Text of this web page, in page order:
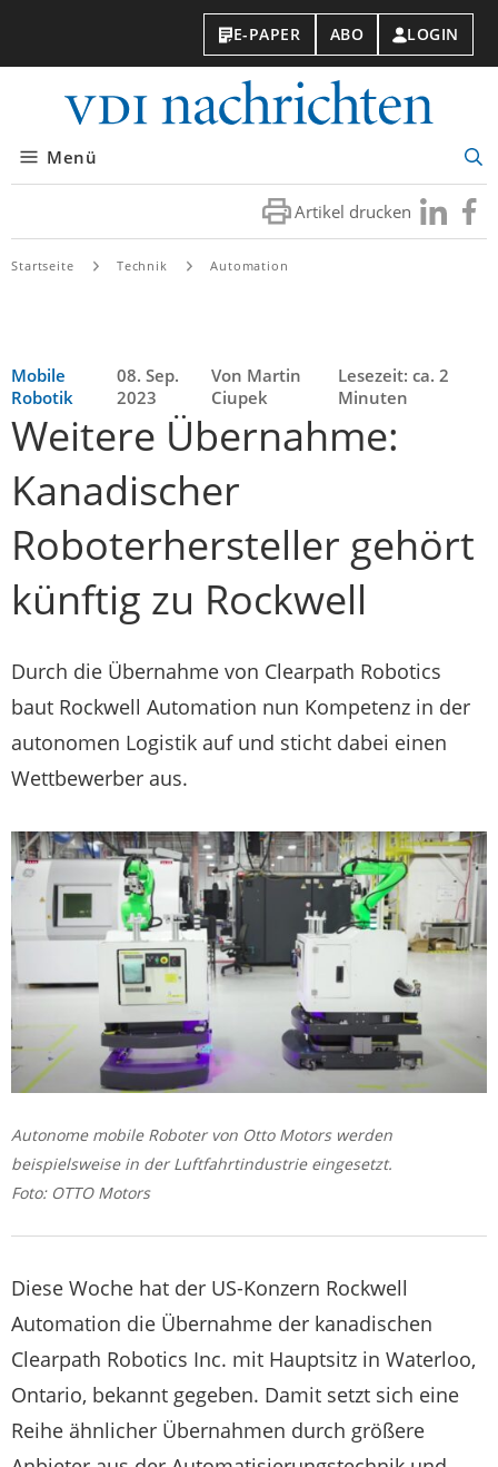
E-PAPER ABO LOGIN
Menü
Artikel drucken Besuchen
Sie
Sie
Startseite Technik Automation
Mobile
Robotik
08. Sep.
2023
Von Martin
Ciupek
Lesezeit: ca. 2
Minuten
Weitere Übernahme:
Kanadischer
Roboterhersteller gehört
künftig zu Rockwell
Durch die Übernahme von Clearpath Robotics
baut Rockwell Automation nun Kompetenz in der
autonomen Logistik auf und sticht dabei einen
Wettbewerber aus.
Autonome mobile Roboter von Otto Motors werden
beispielsweise in der Luftfahrtindustrie eingesetzt.
Foto: OTTO Motors
Diese Woche hat der US-Konzern Rockwell
Automation die Übernahme der kanadischen
Clearpath Robotics Inc. mit Hauptsitz in Waterloo,
Ontario, bekannt gegeben. Damit setzt sich eine
Reihe ähnlicher Übernahmen durch größere